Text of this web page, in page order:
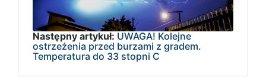
Następny artykuł: UWAGA! Kolejne
ostrzeżenia przed burzami z gradem.
Temperatura do 33 stopni C